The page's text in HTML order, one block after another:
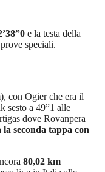
e la testa della
speciali.
con Ogier che era il
sesto a 49”1 alle
dove Rovanpera
seconda tappa con
80,02 km